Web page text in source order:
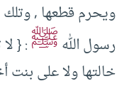
ويحرم قطعها , وتلك
رسول اللهﷺ: {
خالتها ولا على بنت